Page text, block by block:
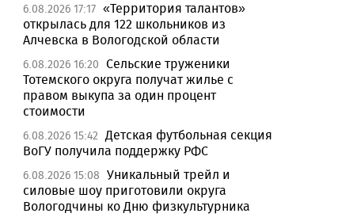
6.08.2026 17:17 «Территория талантов»
открылась для 122 школьников из
Алчевска в Вологодской области
6.08.2026 16:20 Сельские труженики
Тотемского округа получат жилье с
правом выкупа за один процент
стоимости
6.08.2026 15:42 Детская футбольная секция
ВоГУ получила поддержку РФС
6.08.2026 15:08 Уникальный трейл и
силовые шоу приготовили округа
Вологодчины ко Дню физкультурника